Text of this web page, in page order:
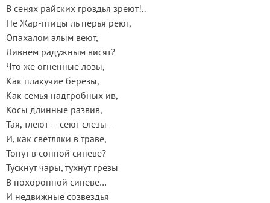
В сенях райских гроздья зреют!..
Не Жар-птицы ль перья реют,
Опахалом алым веют,
Ливнем радужным висят?
Что же огненные лозы,
Как плакучие березы,
Как семья надгробных ив,
Косы длинные развив,
Тая, тлеют — сеют слезы —
И, как светляки в траве,
Тонут в сонной синеве?
Тускнут чары, тухнут грезы
В похоронной синеве…
И недвижные созвездья